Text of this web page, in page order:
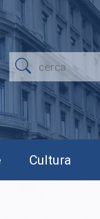
Cultura